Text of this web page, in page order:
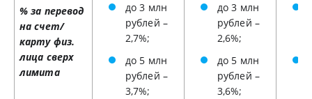
% за перевод
на счет/
карту физ.
лица сверх
лимита
до 3 млн
рублей –
2,7%;
до 5 млн
рублей –
3,7%;
до 3 млн
рублей –
2,6%;
до 5 млн
рублей –
3,6%;